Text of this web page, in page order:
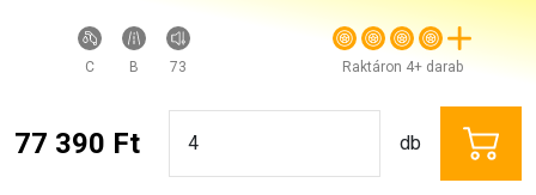
C B 73 Raktáron 4+ darab
77 390 Ft db